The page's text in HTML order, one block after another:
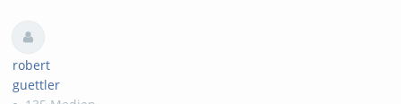
views
Kommentare
likes
favorites
robert
guettler